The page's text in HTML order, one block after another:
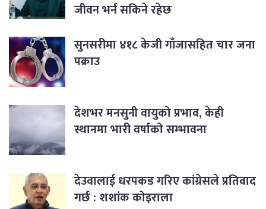
जीवन भर्न सकिने रहेछ
सुनसरीमा ४१८ केजी गाँजासहित चार जना
पक्राउ
देशभर मनसुनी वायुको प्रभाव, केही
स्थानमा भारी वर्षाको सम्भावना
देउवालाई धरपकड गरिए कांग्रेसले प्रतिवाद
गर्छ : शशांक कोइराला